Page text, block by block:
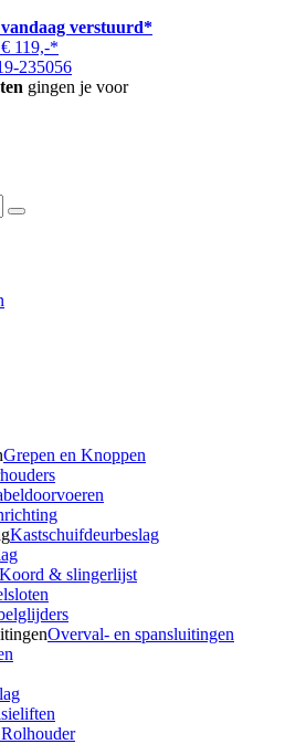
verstuurd*
119,-*
235056
gingen je voor
Grepen en Knoppen
Kastschuifdeurbeslag
Koord & slingerlijst
Overval- en spansluitingen